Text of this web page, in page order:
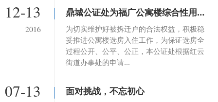
群”养...
12-13
2016
鼎城公证处为福广公寓楼综合性用房和住房（四轮）选房进行现场公证
为切实维护好被拆迁户的合法权益，积极稳
妥推进公寓楼选房入住工作，为保证选房全
过程公开、公平、公正，本公证处根据红云
街道办事处的申请...
07-13 面对挑战，不忘初心